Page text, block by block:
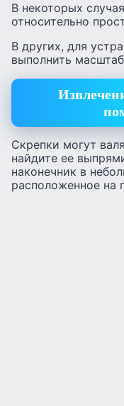
В некоторых
относительно
В других, для
выполнить
Скрепки могут
найдите ее
наконечник в
расположенное на